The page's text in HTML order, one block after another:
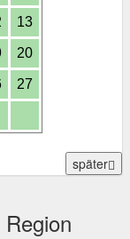
13
20
27
später